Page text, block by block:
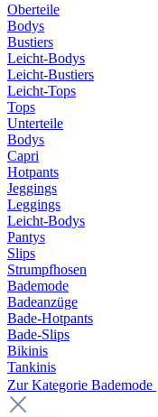
Oberteile
Bodys
Bustiers
Leicht-Bodys
Leicht-Bustiers
Leicht-Tops
Tops
Unterteile
Bodys
Capri
Hotpants
Jeggings
Leggings
Leicht-Bodys
Pantys
Slips
Strumpfhosen
Bademode
Badeanzüge
Bade-Hotpants
Bade-Slips
Bikinis
Tankinis
Zur Kategorie Bademode